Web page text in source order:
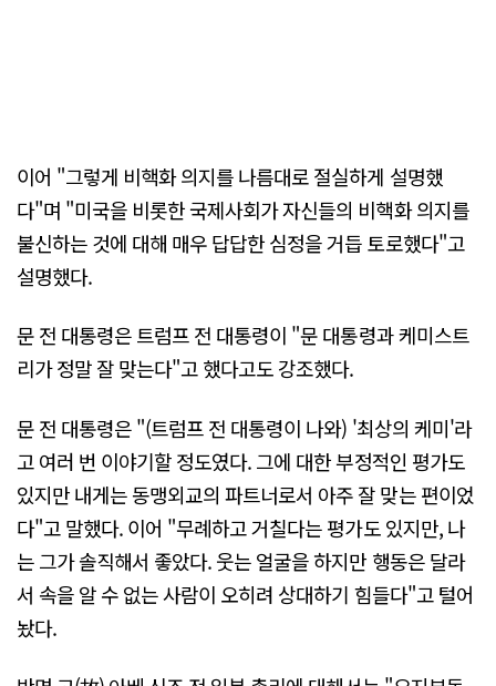
이어 "그렇게 비핵화 의지를 나름대로 절실하게 설명했
다"며 "미국을 비롯한 국제사회가 자신들의 비핵화 의지를
불신하는 것에 대해 매우 답답한 심정을 거듭 토로했다"고
설명했다.
문 전 대통령은 트럼프 전 대통령이 "문 대통령과 케미스트
리가 정말 잘 맞는다"고 했다고도 강조했다.
문 전 대통령은 "(트럼프 전 대통령이 나와) '최상의 케미'라
고 여러 번 이야기할 정도였다. 그에 대한 부정적인 평가도
있지만 내게는 동맹외교의 파트너로서 아주 잘 맞는 편이었
다"고 말했다. 이어 "무례하고 거칠다는 평가도 있지만, 나
는 그가 솔직해서 좋았다. 웃는 얼굴을 하지만 행동은 달라
서 속을 알 수 없는 사람이 오히려 상대하기 힘들다"고 털어
놨다.